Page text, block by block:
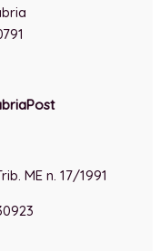
ME n. 17/1991